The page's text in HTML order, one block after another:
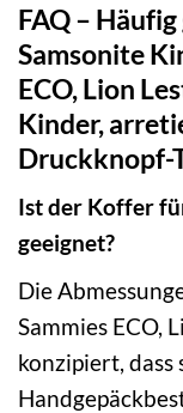
FAQ –
Samsonite
ECO, Lion
Kinder,
Druckknopf-
Ist der Koffer
geeignet?
Die
Sammies ECO,
konzipiert, dass